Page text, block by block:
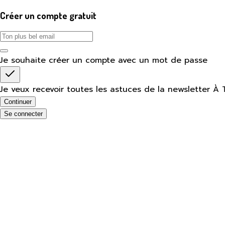
Créer un compte gratuit
Je souhaite créer un compte avec un mot de passe
Je veux recevoir toutes les astuces de la newsletter À
Continuer
Se connecter